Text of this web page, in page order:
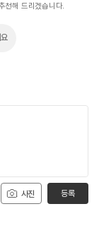
천해 드리겠습니다.
사진 등록